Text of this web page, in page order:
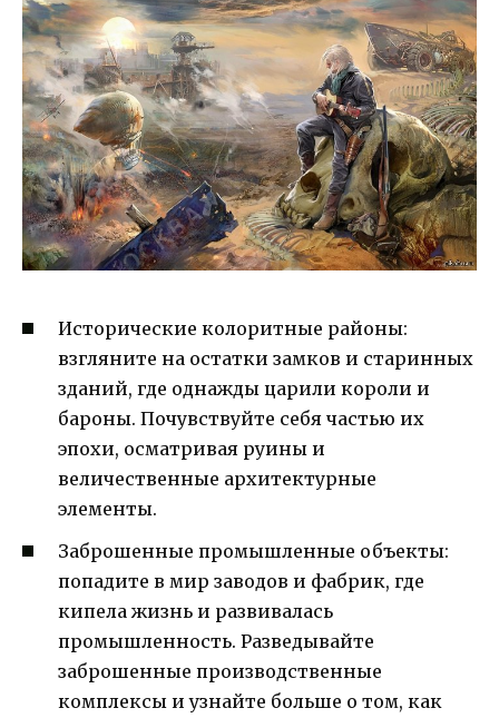
Исторические колоритные районы:
взгляните на остатки замков и старинных
зданий, где однажды царили короли и
бароны. Почувствуйте себя частью их
эпохи, осматривая руины и
величественные архитектурные
элементы.
Заброшенные промышленные объекты:
попадите в мир заводов и фабрик, где
кипела жизнь и развивалась
промышленность. Разведывайте
заброшенные производственные
комплексы и узнайте больше о том, как